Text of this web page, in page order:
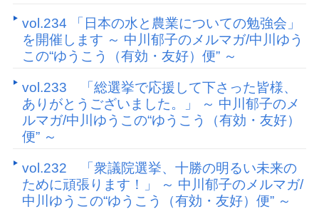
vol.234 「日本の水と農業についての勉強会」
を開催します ～ 中川郁子のメルマガ/中川ゆう
この“ゆうこう（有効・友好）便” ～
vol.233 「総選挙で応援して下さった皆様、
ありがとうございました。」 ～ 中川郁子のメ
ルマガ/中川ゆうこの“ゆうこう（有効・友好）
便” ～
vol.232 「衆議院選挙、十勝の明るい未来の
ために頑張ります！」 ～ 中川郁子のメルマガ/
中川ゆうこの“ゆうこう（有効・友好）便” ～